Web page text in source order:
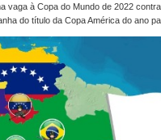
vaga à Copa do Mundo de 2022
do título da Copa América do ano